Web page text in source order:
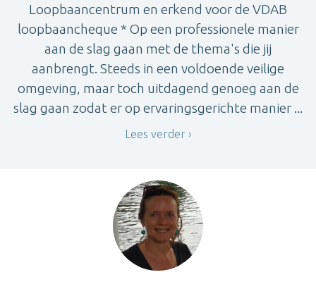
Loopbaancentrum en erkend voor de VDAB
loopbaancheque * Op een professionele manier
aan de slag gaan met de thema's die jij
aanbrengt. Steeds in een voldoende veilige
omgeving, maar toch uitdagend genoeg aan de
slag gaan zodat er op ervaringsgerichte manier ...
Lees verder